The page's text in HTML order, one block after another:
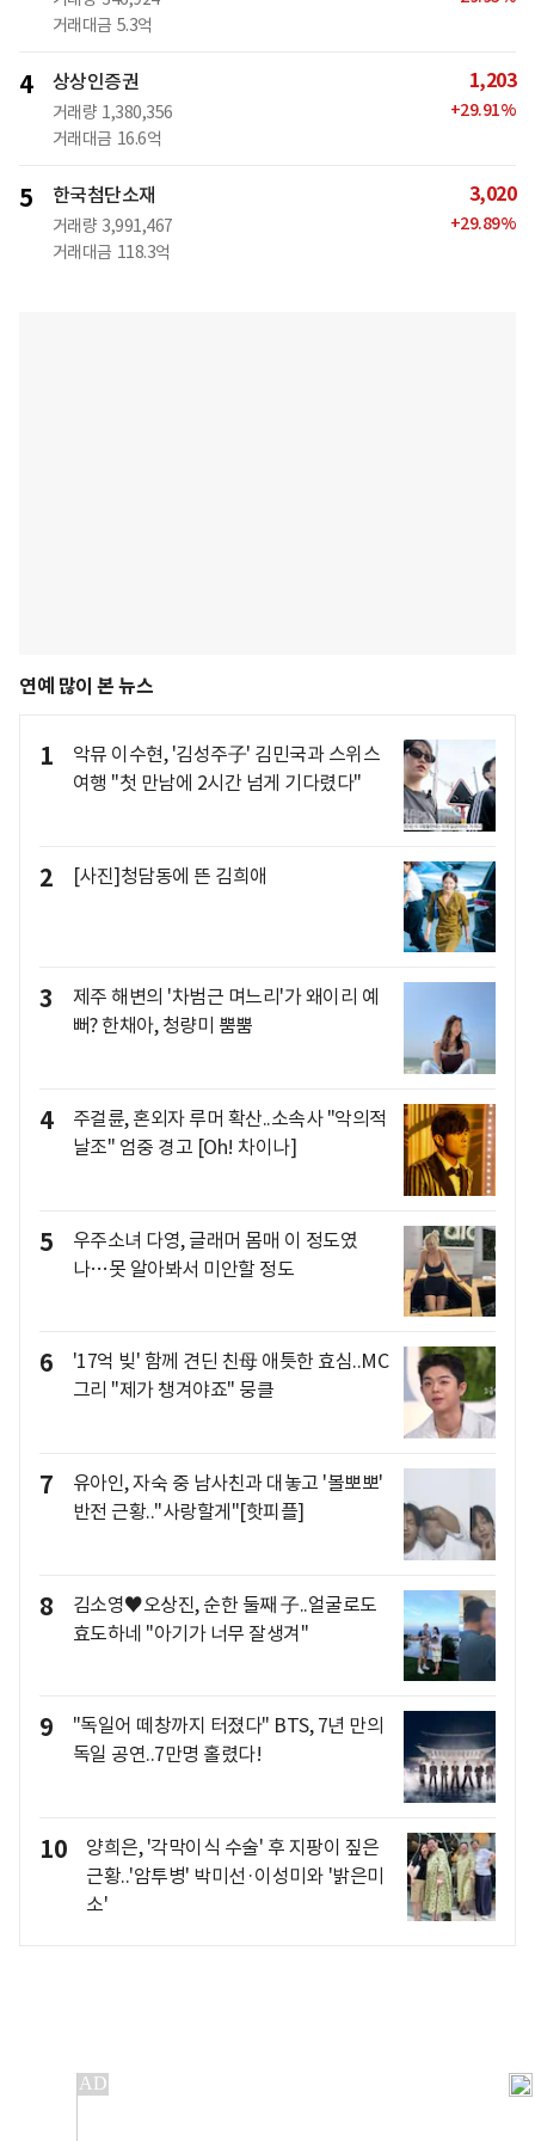
거래대금 5.3억
4 상상인증권
거래량 1,380,356
거래대금 16.6억
1,203
+29.91%
5 한국첨단소재
거래량 3,991,467
거래대금 118.3억
3,020
+29.89%
연예 많이 본 뉴스
1
악뮤 이수현, '김성주子' 김민국과 스위스
여행 "첫 만남에 2시간 넘게 기다렸다"
2 [사진]청담동에 뜬 김희애
3
제주 해변의 '차범근 며느리'가 왜이리 예
뻐? 한채아, 청량미 뿜뿜
4
주걸륜, 혼외자 루머 확산..소속사 "악의적
날조" 엄중 경고 [Oh! 차이나]
5
우주소녀 다영, 글래머 몸매 이 정도였
나…못 알아봐서 미안할 정도
6
'17억 빚' 함께 견딘 친母 애틋한 효심..MC
그리 "제가 챙겨야죠" 뭉클
7
유아인, 자숙 중 남사친과 대놓고 '볼뽀뽀'
반전 근황.."사랑할게"[핫피플]
8
김소영♥오상진, 순한 둘째 子..얼굴로도
효도하네 "아기가 너무 잘생겨"
9
"독일어 떼창까지 터졌다" BTS, 7년 만의
독일 공연..7만명 홀렸다!
10
양희은, '각막이식 수술' 후 지팡이 짚은
근황..'암투병' 박미선·이성미와 '밝은미
소'